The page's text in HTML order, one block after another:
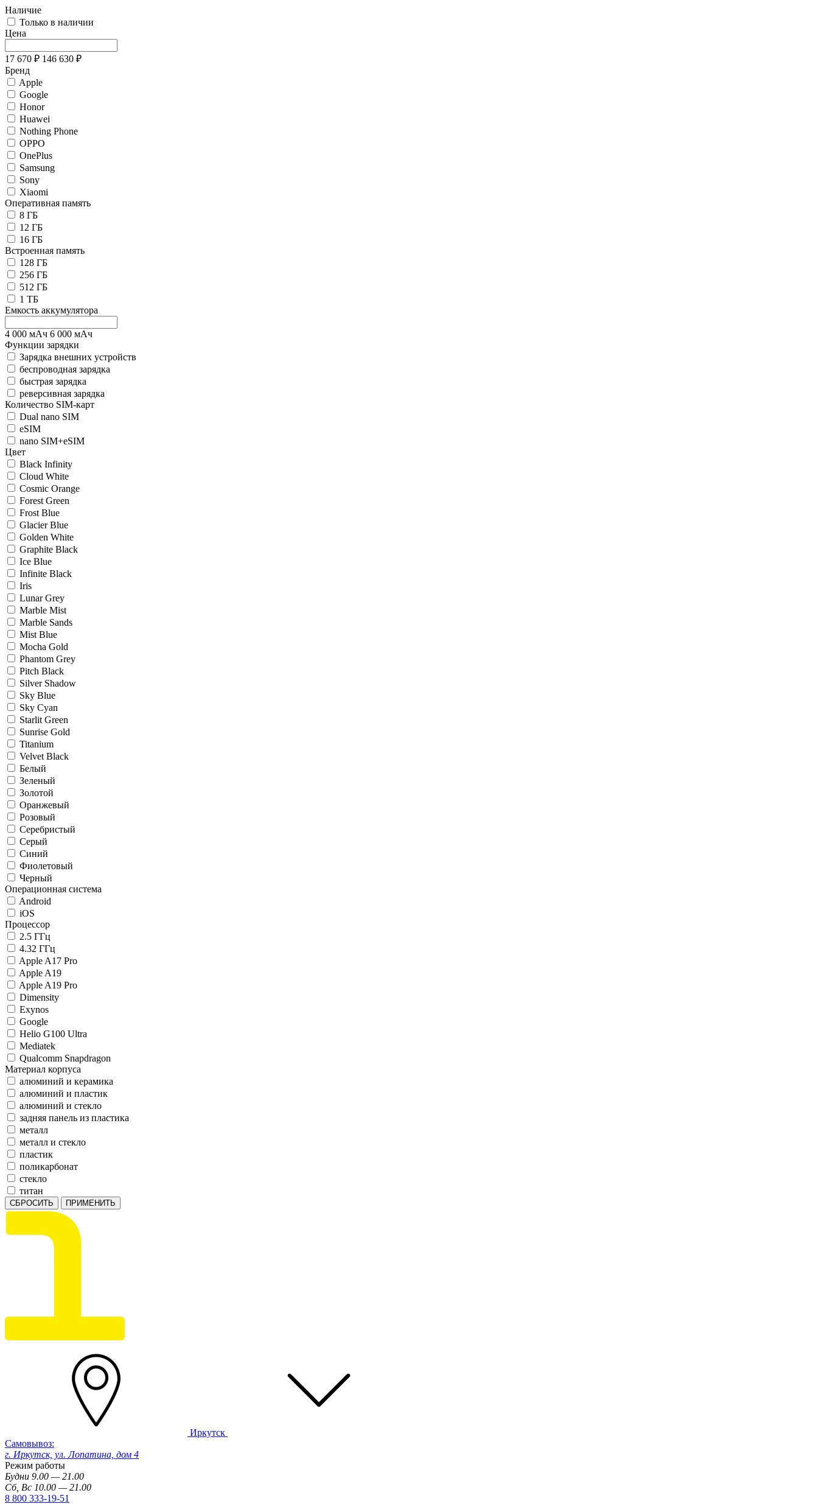
Наличие
Только в наличии
Цена
17 670 ₽ 146 630 ₽
Бренд
Apple
Google
Honor
Huawei
Nothing Phone
OPPO
OnePlus
Samsung
Sony
Xiaomi
Оперативная память
8 ГБ
12 ГБ
16 ГБ
Встроенная память
128 ГБ
256 ГБ
512 ГБ
1 ТБ
Емкость аккумулятора
4 000 мАч 6 000 мАч
Функции зарядки
Зарядка внешних устройств
беспроводная зарядка
быстрая зарядка
реверсивная зарядка
Количество SIM-карт
Dual nano SIM
eSIM
nano SIM+eSIM
Цвет
Black Infinity
Cloud White
Cosmic Orange
Forest Green
Frost Blue
Glacier Blue
Golden White
Graphite Black
Ice Blue
Infinite Black
Iris
Lunar Grey
Marble Mist
Marble Sands
Mist Blue
Mocha Gold
Phantom Grey
Pitch Black
Silver Shadow
Sky Blue
Sky Cyan
Starlit Green
Sunrise Gold
Titanium
Velvet Black
Белый
Зеленый
Золотой
Оранжевый
Розовый
Серебристый
Серый
Синий
Фиолетовый
Черный
Операционная система
Android
iOS
Процессор
2.5 ГГц
4.32 ГГц
Apple A17 Pro
Apple A19
Apple A19 Pro
Dimensity
Exynos
Google
Helio G100 Ultra
Mediatek
Qualcomm Snapdragon
Материал корпуса
алюминий и керамика
алюминий и пластик
алюминий и стекло
задняя панель из пластика
металл
металл и стекло
пластик
поликарбонат
стекло
титан
СБРОСИТЬ ПРИМЕНИТЬ
Иркутск
Самовывоз:
г. Иркутск, ул. Лопатина, дом 4
Режим работы
Будни 9.00 — 21.00
Сб, Вс 10.00 — 21.00
8 800 333-19-51